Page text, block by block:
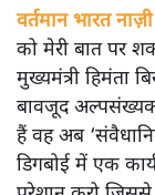
वर्तमान भारत
को मेरी बात पर
मुख्यमंत्री हिमंता
बावजूद
हैं वह अब
डिगबोई में एक